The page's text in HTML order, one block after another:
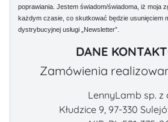
poprawiania. Jestem świadom/świadoma, iż moja
każdym czasie, co skutkować będzie usunięciem
dystrybucyjnej usługi „Newsletter”.
DANE
Zamówienia
LennyLamb sp. z
Kłudzice 9, 97-330